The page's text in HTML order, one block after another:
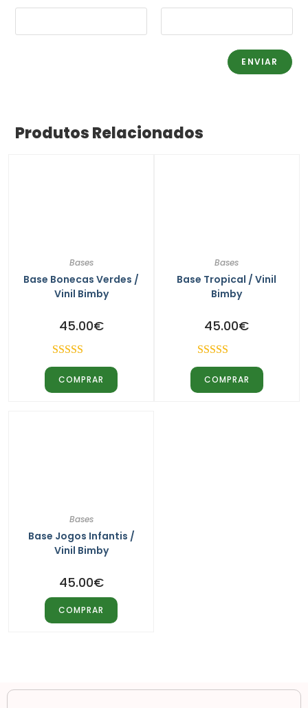
Produtos Relacionados
Bases
Base Bonecas Verdes /
Vinil Bimby
45.00€
Avaliação
4.50de 5
COMPRAR
Bases
Base Tropical / Vinil
Bimby
45.00€
Avaliação
4.50de 5
COMPRAR
Bases
Base Jogos Infantis /
Vinil Bimby
45.00€
COMPRAR